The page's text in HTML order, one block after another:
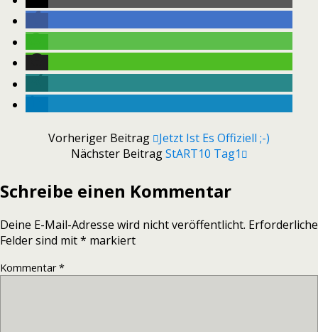
Vorheriger Beitrag
Jetzt Ist Es Offiziell ;-)
Nächster BeitragStART10 Tag1
Schreibe einen Kommentar
Deine E-Mail-Adresse wird nicht veröffentlicht. Erforderliche
Felder sind mit* markiert
Kommentar*